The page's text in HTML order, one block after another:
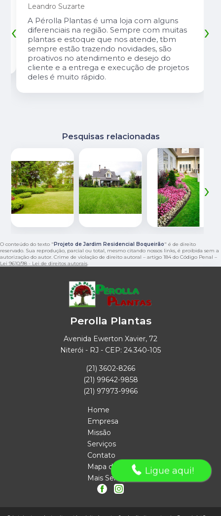
Leandro Suzarte
A Pérolla Plantas é uma loja com alguns
diferenciais na região. Sempre com muitas
plantas e estoque que nos atende, tbm
sempre estão trazendo novidades, são
proativos no atendimento e desejo do
cliente e a entrega e execução de projetos
deles é muito rápido.
‹ ›
Pesquisas relacionadas
‹ ›
O conteúdo do texto "Projeto de Jardim Residencial Boqueirão" é de direito
reservado. Sua reprodução, parcial ou total, mesmo citando nossos links, é proibida sem a
autorização do autor. Crime de violação de direito autoral – artigo 184 do Código Penal –
Lei 9610/98 - Lei de direitos autorais.
Perolla Plantas
Avenida Ewerton Xavier, 72
Niterói - RJ - CEP: 24.340-105
(21) 3602-8266
(21) 99642-9858
(21) 97973-9966
Home
Empresa
Missão
Serviços
Contato
Mapa do site
Mais Serviços
Ligue aqui!